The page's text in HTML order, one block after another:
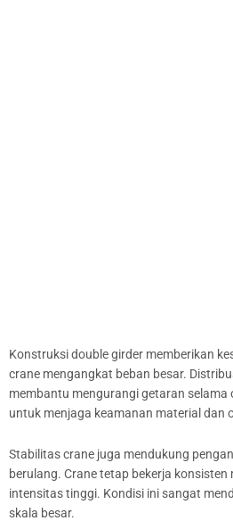
Konstruksi double girder memberikan
crane mengangkat beban besar.
membantu mengurangi getaran selama
untuk menjaga keamanan material dan
Stabilitas crane juga mendukung
berulang. Crane tetap bekerja
intensitas tinggi. Kondisi ini sangat
skala besar.